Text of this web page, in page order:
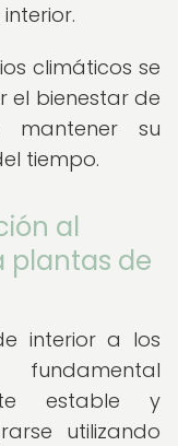
climáticos se
el bienestar de
su
tiempo.
al
plantas de
interior a los
estable y
utilizando